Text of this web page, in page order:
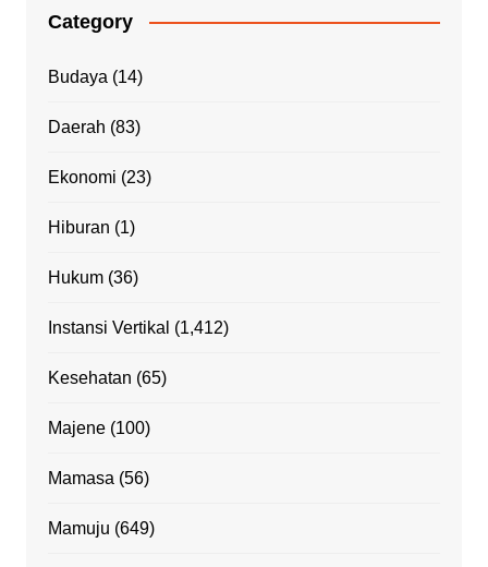
Category
Budaya (14)
Daerah (83)
Ekonomi (23)
Hiburan (1)
Hukum(36)
Instansi Vertikal (1,412)
Kesehatan (65)
Majene(100)
Mamasa (56)
Mamuju (649)